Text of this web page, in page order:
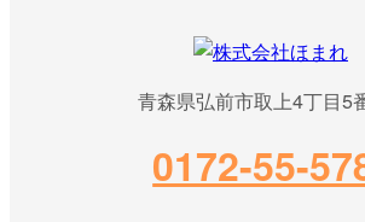
青森県弘前市取上4丁目5
0172-55-